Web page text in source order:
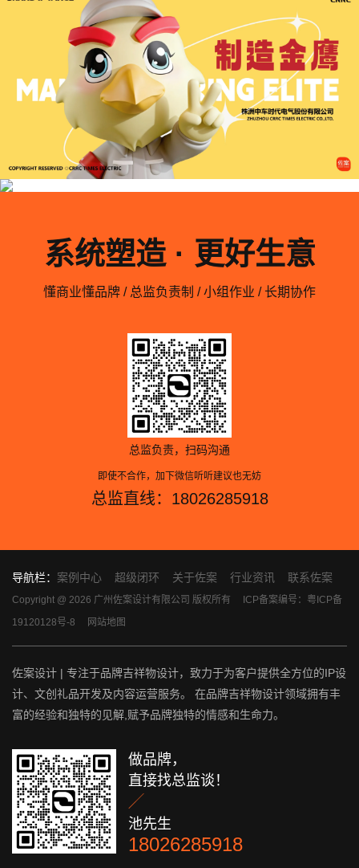
系统塑造 · 更好生意
懂商业懂品牌 / 总监负责制 / 小组作业 / 长期协作
总监负责，扫码沟通
即使不合作，加下微信听听建议也无妨
总监直线：18026285918
导航栏： 案例中心 超级闭环 关于佐案 行业资讯 联系佐案
Copyright @ 2026 广州佐案设计有限公司 版权所有 ICP备案编号：粤ICP备
19120128号-8
网站地图
佐案设计 | 专注于品牌吉祥物设计，致力于为客户提供全方位的IP设
计、文创礼品开发及内容运营服务。 在品牌吉祥物设计领域拥有丰
富的经验和独特的见解,赋予品牌独特的情感和生命力。
做品牌，
直接找总监谈！

池先生
18026285918